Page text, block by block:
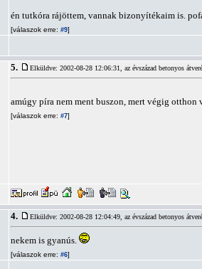
én tutkóra rájöttem, vannak bizonyítékaim is.
[válaszok erre: #9]
5. Elküldve: 2002-08-28 12:06:31, az évszázad betonyos
amúgy píra nem ment buszon, mert végig
[válaszok erre: #7]
4. Elküldve: 2002-08-28 12:04:49, az évszázad betonyos
nekem is gyanús.
[válaszok erre: #6]